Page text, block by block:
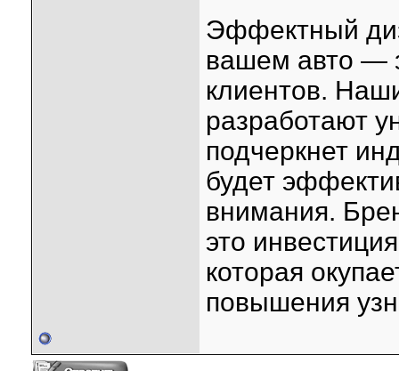
Эффектный
вашем авто —
клиентов.
разработают
подчеркнет
будет
внимания.
это
которая
повышения